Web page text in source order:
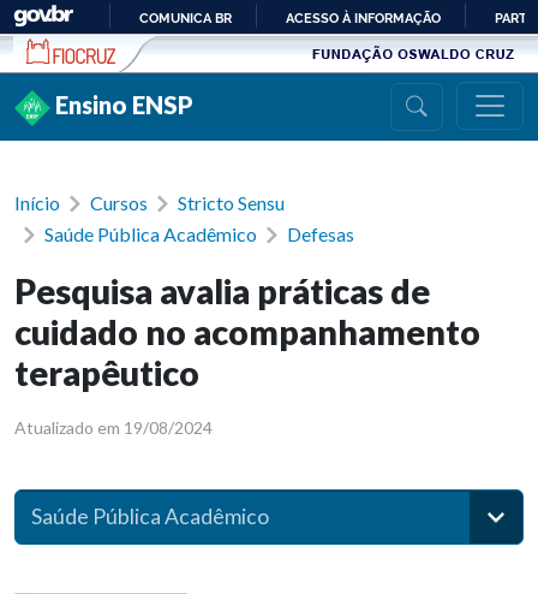
Ir para conteúdo
PARA
COMUNICA BR ACESSO À INFORMAÇÃO
Ensino ENSP
Início Cursos
Stricto Sensu
Saúde Pública Acadêmico
Defesas
Pesquisa avalia práticas de
cuidado no acompanhamento
terapêutico
Atualizado em 19/08/2024
Saúde Pública Acadêmico